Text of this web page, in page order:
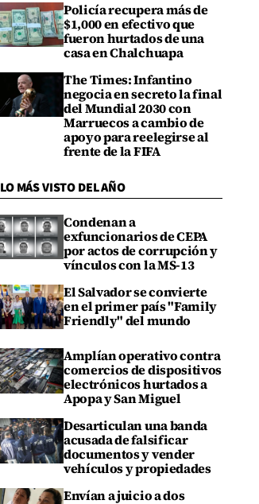
Policía recupera más de
$1,000 en efectivo que
fueron hurtados de una
casa en Chalchuapa
The Times: Infantino
negocia en secreto la final
del Mundial 2030 con
Marruecos a cambio de
apoyo para reelegirse al
frente de la FIFA
LO MÁS VISTO DEL AÑO
Condenan a
exfuncionarios de CEPA
por actos de corrupción y
vínculos con la MS-13
El Salvador se convierte
en el primer país "Family
Friendly" del mundo
Amplían operativo contra
comercios de dispositivos
electrónicos hurtados a
Apopa y San Miguel
Desarticulan una banda
acusada de falsificar
documentos y vender
vehículos y propiedades
Envían a juicio a dos